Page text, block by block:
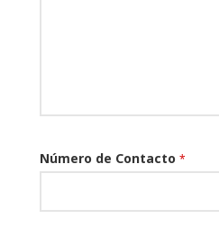
Número de Contacto *